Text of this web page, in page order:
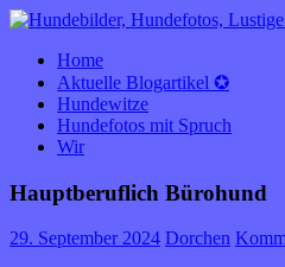
HUNDEBLOG óÔÔò ʕ·͡ᴥ·ʔ óÔÔò
rund um den Hund
Home
Aktuelle Blogartikel ✪
Hundewitze
Hundefotos mit Spruch
Wir
Hauptberuflich Bürohund
29. September 2024 Dorchen